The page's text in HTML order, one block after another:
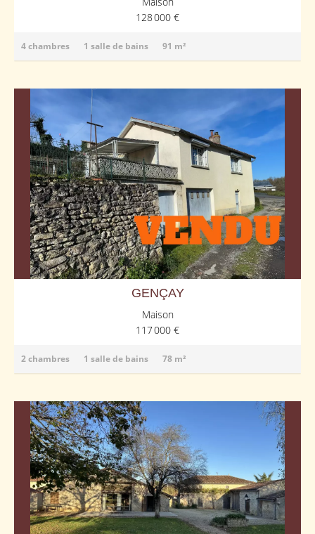
128 000 €
4 chambres 1 salle de bains 91 m²
GENÇAY
Maison
117 000 €
2 chambres 1 salle de bains 78 m²